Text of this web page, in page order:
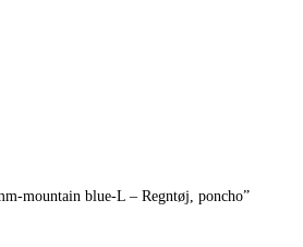
mountain blue-L – Regntøj, poncho”